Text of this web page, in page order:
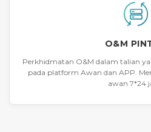
O&M
Perkhidmatan O&M dalam talian
pada platform Awan dan APP.
awan 7*24